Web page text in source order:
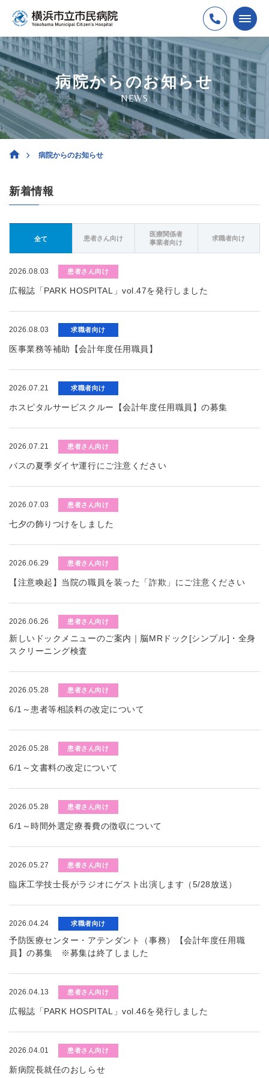
病院からのお知らせ
NEWS
病院からのお知らせ
新着情報
全て 患者さん向け
医療関係者
事業者向け
求職者向け
2026.08.03 患者さん向け
広報誌「PARK HOSPITAL」vol.47を発行しました
2026.08.03 求職者向け
医事業務等補助【会計年度任用職員】
2026.07.21 求職者向け
ホスピタルサービスクルー【会計年度任用職員】の募集
2026.07.21 患者さん向け
バスの夏季ダイヤ運行にご注意ください
2026.07.03 患者さん向け
七夕の飾りつけをしました
2026.06.29 患者さん向け
【注意喚起】当院の職員を装った「詐欺」にご注意ください
2026.06.26 患者さん向け
新しいドックメニューのご案内｜脳MRドック[シンプル]・全身
スクリーニング検査
2026.05.28 患者さん向け
6/1～患者等相談料の改定について
2026.05.28 患者さん向け
6/1～文書料の改定について
2026.05.28 患者さん向け
6/1～時間外選定療養費の徴収について
2026.05.27 患者さん向け
臨床工学技士長がラジオにゲスト出演します（5/28放送）
2026.04.24 求職者向け
予防医療センター・アテンダント（事務）【会計年度任用職
員】の募集 ※募集は終了しました
2026.04.13 患者さん向け
広報誌「PARK HOSPITAL」vol.46を発行しました
2026.04.01 患者さん向け
新病院長就任のおしらせ